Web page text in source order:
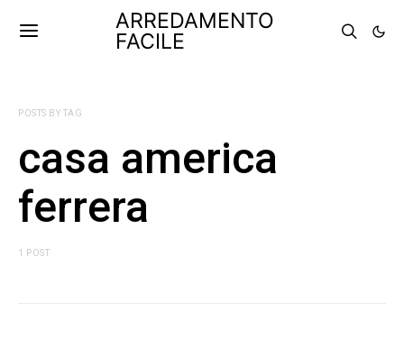
ARREDAMENTO
FACILE
POSTS BY TAG
casa america
ferrera
1 POST